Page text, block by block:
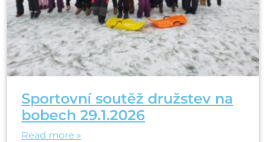
Sportovní soutěž družstev na
bobech 29.1.2026
Read more »